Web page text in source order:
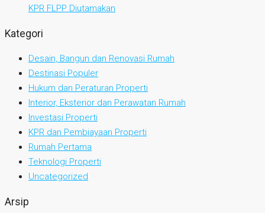
KPR FLPP Diutamakan
Kategori
Desain, Bangun dan Renovasi Rumah
Destinasi Populer
Hukum dan Peraturan Properti
Interior, Eksterior dan Perawatan Rumah
Investasi Properti
KPR dan Pembiayaan Properti
Rumah Pertama
Teknologi Properti
Uncategorized
Arsip